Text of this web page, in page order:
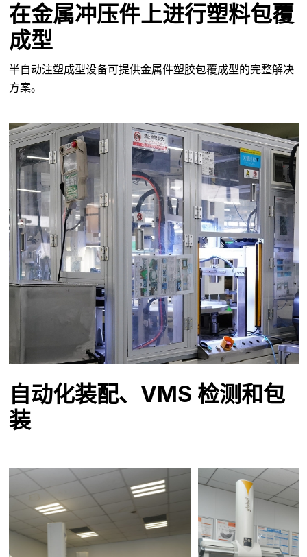
在金属冲压件上进行塑料包覆
成型
半自动注塑成型设备可提供金属件塑胶包覆成型的完整解决
方案。
自动化装配、VMS 检测和包
装